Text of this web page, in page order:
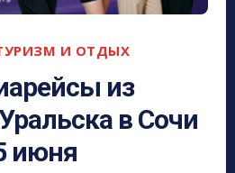
И ОТДЫХ
из
в Сочи
июня